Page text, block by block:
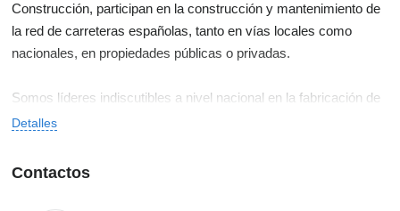
Construcción, participan en la construcción y mantenimiento de
la red de carreteras españolas, tanto en vías locales como
nacionales, en propiedades públicas o privadas.
Somos líderes indiscutibles a nivel nacional en la fabricación de
mezclas asfálticas.
Detalles
Contactos